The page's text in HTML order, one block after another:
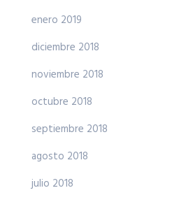
enero 2019
diciembre 2018
noviembre 2018
octubre 2018
septiembre 2018
agosto 2018
julio 2018